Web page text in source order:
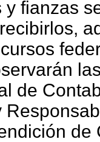
y fianzas
de